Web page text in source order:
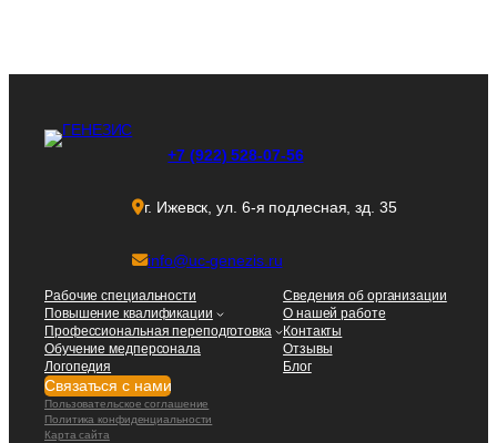
+7 (922) 528-07-56
г. Ижевск, ул. 6-я подлесная, зд. 35
info@uc-genezis.ru
Рабочие специальности
Повышение квалификации
Профессиональная переподготовка
Обучение медперсонала
Логопедия
Сведения об организации
О нашей работе
Контакты
Отзывы
Блог
Связаться с нами
Пользовательское соглашение
Политика конфиденциальности
Карта сайта